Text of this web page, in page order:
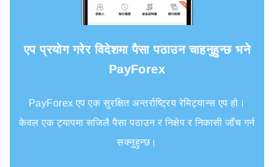
एप प्रयोग गरेर विदेशमा पैसा पठाउन चाहनुहुन्छ भने
PayForex
PayForex एप एक सुरक्षित अन्तर्राष्ट्रिय रेमिट्यान्स एप हो।
केवल एक ट्यापमा सजिलै पैसा पठाउन र निक्षेप र निकासी जाँच गर्न
सक्नुहुन्छ।